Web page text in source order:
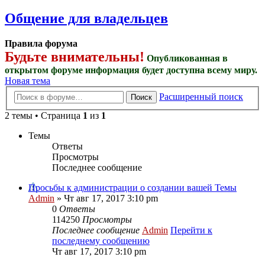
Общение для владельцев
Правила форума
Будьте внимательны! Опубликованная в
открытом форуме информация будет доступна всему миру.
Новая тема
Поиск
Расширенный поиск
2 темы • Страница 1 из 1
Темы
Ответы
Просмотры
Последнее сообщение
Просьбы к администрации о создании вашей Темы
Admin » Чт авг 17, 2017 3:10 pm
0 Ответы
114250 Просмотры
Последнее сообщение Admin Перейти к
последнему сообщению
Чт авг 17, 2017 3:10 pm